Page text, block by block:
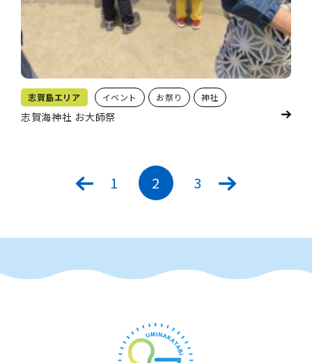
志賀島エリア イベント お祭り 神社
志賀海神社 お大師祭
1 2 3